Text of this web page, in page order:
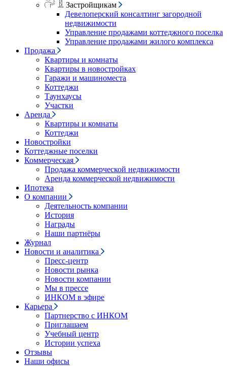
Застройщикам
Девелоперский консалтинг загородной
недвижимости
Управление продажами коттеджного поселка
Управление продажами жилого комплекса
Продажа
Квартиры и комнаты
Квартиры в новостройках
Гаражи и машиноместа
Коттеджи
Таунхаусы
Участки
Аренда
Квартиры и комнаты
Коттеджи
Новостройки
Коттеджные поселки
Коммерческая
Продажа коммерческой недвижимости
Аренда коммерческой недвижимости
Ипотека
О компании
Деятельность компании
История
Награды
Наши партнёры
Журнал
Новости и аналитика
Пресс-центр
Новости рынка
Новости компании
Мы в прессе
ИНКОМ в эфире
Карьера
Партнерство с ИНКОМ
Приглашаем
Учебный центр
Истории успеха
Отзывы
Наши офисы